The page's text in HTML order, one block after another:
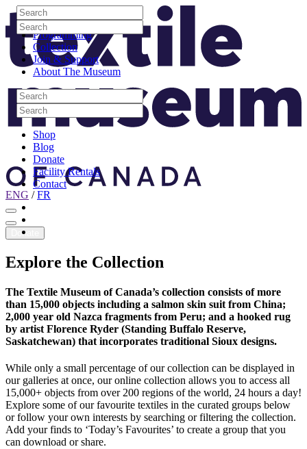
Skip to content
Visit
Programming
Collection
Join & Support
About The Museum
Search
Search
Search
Search
Shop
Blog
Donate
Facility Rentals
Contact
Youtube
Search
Search
Search
Search
Site Logo
ENG /FR
Donate
Explore the Collection
The Textile Museum of Canada’s collection consists of more
than 15,000 objects including a salmon skin suit from China;
2,000 year old Nazca fragments from Peru; and a hooked rug
by artist Florence Ryder (Standing Buffalo Reserve,
Saskatchewan) that incorporates traditional Sioux designs.
While only a small percentage of our collection can be displayed in
our galleries at once, our online collection allows you to access all
15,000+ objects from over 200 regions of the world, 24 hours a day!
Explore some of our favourite textiles in the curated groups below
or follow your own interests by searching or filtering the collection.
Add your finds to ‘Today’s Favourites’ to create a group that you
can download or share.